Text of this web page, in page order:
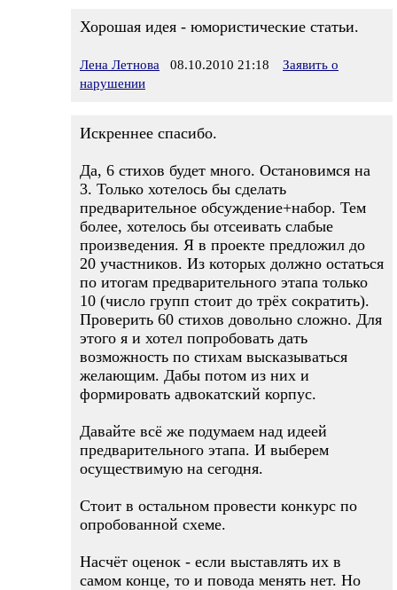
Хорошая идея - юмористические статьи.
Лена Летнова 08.10.2010 21:18
Заявить о
нарушении
Искреннее спасибо.
Да, 6 стихов будет много. Остановимся на
3. Только хотелось бы сделать
предварительное обсуждение+набор. Тем
более, хотелось бы отсеивать слабые
произведения. Я в проекте предложил до
20 участников. Из которых должно остаться
по итогам предварительного этапа только
10 (число групп стоит до трёх сократить).
Проверить 60 стихов довольно сложно. Для
этого я и хотел попробовать дать
возможность по стихам высказываться
желающим. Дабы потом из них и
формировать адвокатский корпус.
Давайте всё же подумаем над идеей
предварительного этапа. И выберем
осуществимую на сегодня.
Стоит в остальном провести конкурс по
опробованной схеме.
Насчёт оценок - если выставлять их в
самом конце, то и повода менять нет. Но